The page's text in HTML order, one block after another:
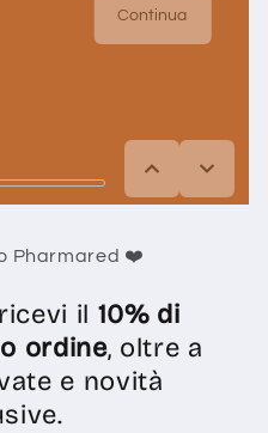
Pharmared ❤️
il 10% di
ordine, oltre a
e novità